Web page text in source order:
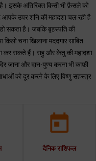
है। इसके अतिरिक्त किसी भी फ़ैसले को
उपर शनि की महादशा चल रही है
सकता है। जबकि बृहस्पति की
चना खिलाना मददगार साबित
कर सकते हैं। राहु और केतु की महादशा
जाना और दान-पुण्य करना भी काफ़ी
को दूर करने के लिए विष्णु सहस्त्र
दैनिक राशिफल